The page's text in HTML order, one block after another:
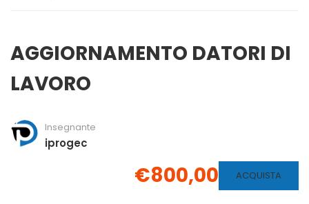
AGGIORNAMENTO DATORI DI
LAVORO
Insegnante
iprogec
€800,00 ACQUISTA